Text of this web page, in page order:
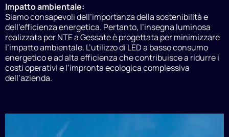
Impatto ambientale:
Siamo consapevoli dell’importanza della sostenibilità e
dell’efficienza energetica. Pertanto, l’insegna luminosa
realizzata per NTE a Gessate è progettata per minimizzare
l’impatto ambientale. L’utilizzo di LED a basso consumo
energetico e ad alta efficienza che contribuisce a ridurre i
costi operativi e l’impronta ecologica complessiva
dell’azienda.